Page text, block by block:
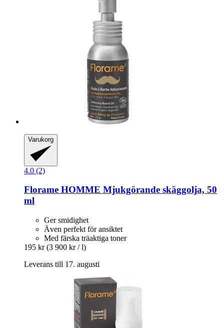
Varukorg
4.0 (2)
Florame HOMME Mjukgörande skäggolja, 50
ml
Ger smidighet
Även perfekt för ansiktet
Med färska träaktiga toner
195 kr (3 900 kr / l)
Leverans till 17. augusti